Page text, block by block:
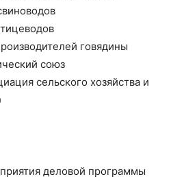
говядины
союз
сельского хозяйства и
деловой программы